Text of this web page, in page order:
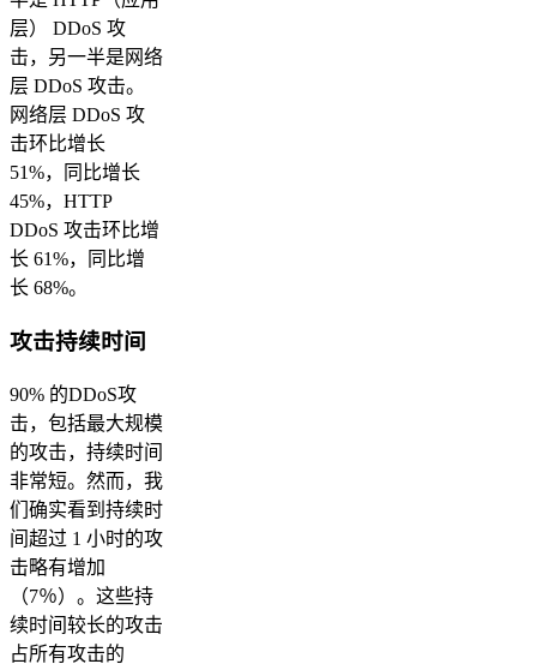
层） DDoS 攻
击，另一半是网络
层 DDoS 攻击。
网络层 DDoS 攻
击环比增长
51%，同比增长
45%，HTTP
DDoS 攻击环比增
长 61%，同比增
长 68%。
攻击持续时间
90% 的DDoS攻
击，包括最大规模
的攻击，持续时间
非常短。然而，我
们确实看到持续时
间超过 1 小时的攻
击略有增加
（7％）。这些持
续时间较长的攻击
占所有攻击的